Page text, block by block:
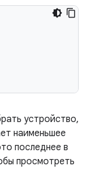
устройство,
наименьшее
последнее в
просмотреть